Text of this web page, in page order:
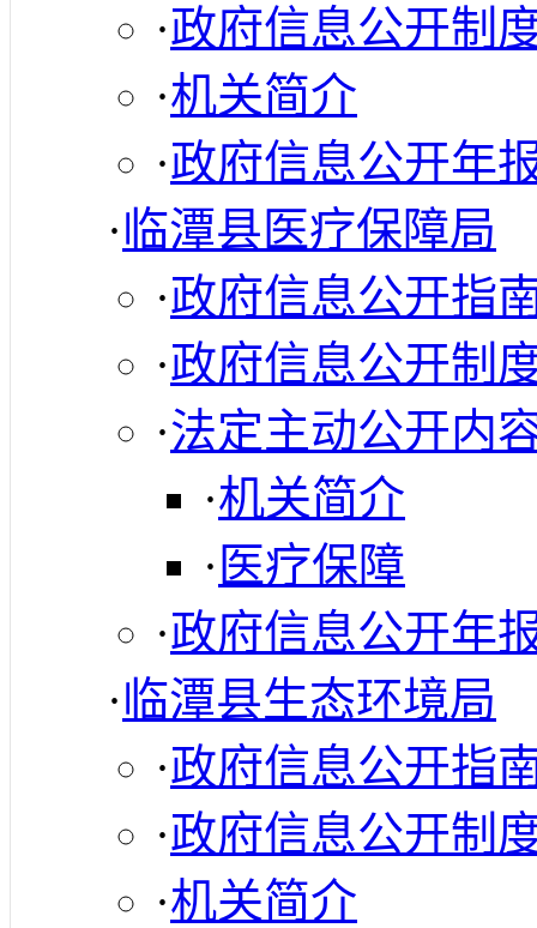
·政府信息公开制
·机关简介
·政府信息公开年
·临潭县医疗保障局
·政府信息公开指
·政府信息公开制
·法定主动公开内
·机关简介
· 医疗保障
·政府信息公开年
·临潭县生态环境局
·政府信息公开指
·政府信息公开制
·机关简介